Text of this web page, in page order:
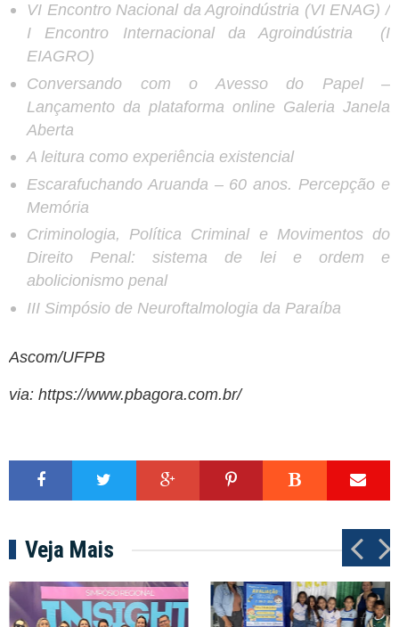
VI Encontro Nacional da Agroindústria (VI ENAG) /
I Encontro Internacional da Agroindústria (I
EIAGRO)
Conversando com o Avesso do Papel –
Lançamento da plataforma online Galeria Janela
Aberta
A leitura como experiência existencial
Escarafuchando Aruanda – 60 anos. Percepção e
Memória
Criminologia, Política Criminal e Movimentos do
Direito Penal: sistema de lei e ordem e
abolicionismo penal
III Simpósio de Neuroftalmologia da Paraíba
Ascom/UFPB
via: https://www.pbagora.com.br/
Veja Mais
PN